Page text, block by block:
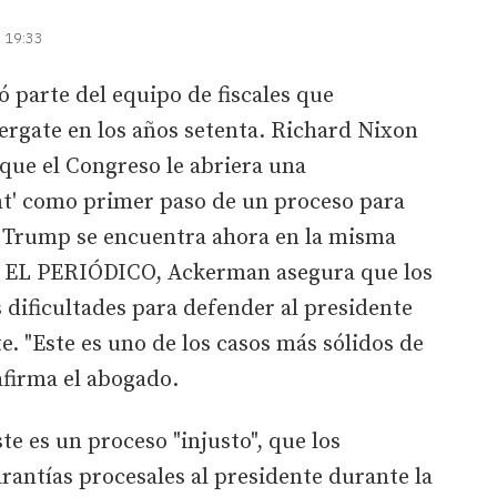
19:33
del equipo de fiscales que
en los años setenta. Richard Nixon
el Congreso le abriera una
como primer paso de un proceso para
se encuentra ahora en la misma
PERIÓDICO, Ackerman asegura que los
para defender al presidente
"Este es uno de los casos más sólidos de
el abogado.
es un proceso "injusto", que los
procesales al presidente durante la